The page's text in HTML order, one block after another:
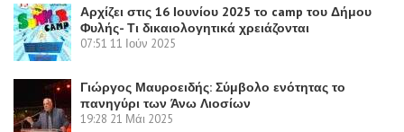
Αρχίζει στις 16 Ιουνίου 2025 το camp του Δήμου
Φυλής- Τι δικαιολογητικά χρειάζονται
07:51 11 Ιούν 2025
Γιώργος Μαυροειδής: Σύμβολο ενότητας το
πανηγύρι των Άνω Λιοσίων
19:28 21 Μάι 2025